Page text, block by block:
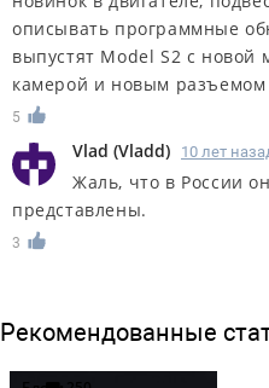
описывать программные
выпустят Model S2 с новой
камерой и новым разъемом
5
Vlad (Vladd) 10 лет
Жаль, что в России
представлены.
3
Рекомендованные